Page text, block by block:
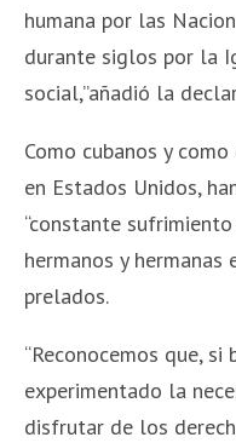
humana por las
durante siglos por la
social,”añadió la
Como cubanos y
en Estados Unidos,
“constante
hermanos y
prelados.
“Reconocemos que,
experimentado la
disfrutar de los